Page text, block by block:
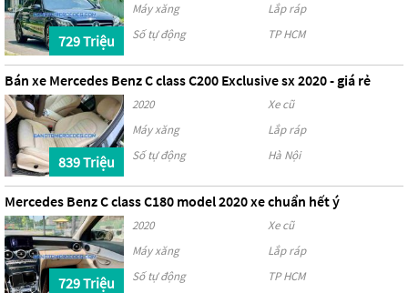
729 Triệu
Máy xăng
Lắp ráp
Số tự động
TP HCM
Bán xe Mercedes Benz C class C200 Exclusive sx 2020 - giá rẻ
839 Triệu
2020
Xe cũ
Máy xăng
Lắp ráp
Số tự động
Hà Nội
Mercedes Benz C class C180 model 2020 xe chuẩn hết ý
729 Triệu
2020
Xe cũ
Máy xăng
Lắp ráp
Số tự động
TP HCM